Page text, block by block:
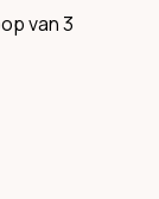
van 3